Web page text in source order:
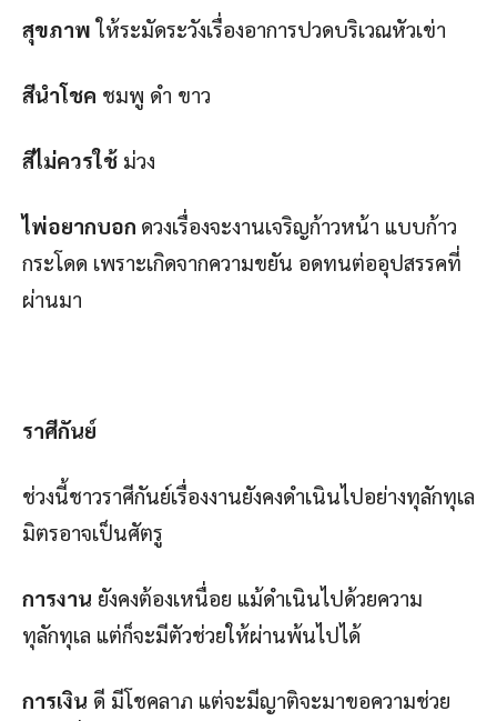
สุขภาพ ให้ระมัดระวังเรื่องอาการปวดบริเวณหัวเข่า
สีนำโชค ชมพู ดำ ขาว
สีไม่ควรใช้ ม่วง
ไพ่อยากบอก ดวงเรื่องจะงานเจริญก้าวหน้า แบบก้าว
กระโดด เพราะเกิดจากความขยัน อดทนต่ออุปสรรคที่
ผ่านมา
ราศีกันย์
ช่วงนี้ชาวราศีกันย์เรื่องงานยังคงดำเนินไปอย่างทุลักทุเล
มิตรอาจเป็นศัตรู
การงาน ยังคงต้องเหนื่อย แม้ดำเนินไปด้วยความ
ทุลักทุเล แต่ก็จะมีตัวช่วยให้ผ่านพ้นไปได้
การเงิน ดี มีโชคลาภ แต่จะมีญาติจะมาขอความช่วย